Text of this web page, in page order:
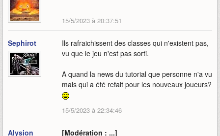
15/5/2023 à 20:37:51
Sephirot
Ils rafraichissent des classes qui n'existent pas,
vu que le jeu n'est pas sorti.
A quand la news du tutorial que personne n'a vu
mais qui a été refait pour les nouveaux joueurs?
15/5/2023 à 22:34:46
Alysion
[Modération : ...]